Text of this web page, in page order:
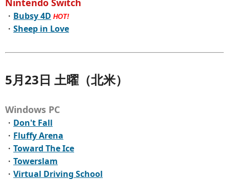
Nintendo Switch
・ Bubsy 4D HOT!
・ Sheep in Love
5月23日 土曜（北米）
Windows PC
・ Don't Fall
・ Fluffy Arena
・ Toward The Ice
・ Towerslam
・ Virtual Driving School